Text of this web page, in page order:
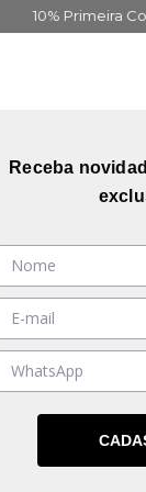
Frete Grátis
Guia de
Receba